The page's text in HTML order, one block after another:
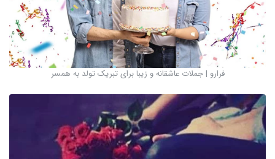
فرارو | جملات عاشقانه و زیبا برای تبریک تولد به همسر